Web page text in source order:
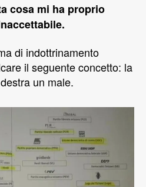
cosa mi ha proprio
di indottrinamento
il seguente concetto: la
un male.